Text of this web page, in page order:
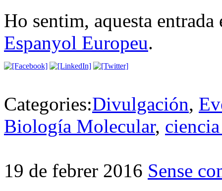
Ho sentim, aquesta
Espanyol Europeu.
Categories:Divulgación,
Biología Molecular,
19 de febrer 2016 Sense